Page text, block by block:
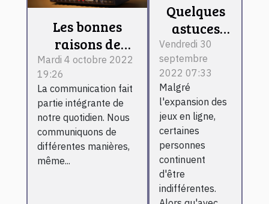
Les bonnes
raisons de
choisir une
école de
communication
Mardi 4 octobre 2022
19:26
La communication fait
partie intégrante de
notre quotidien. Nous
communiquons de
différentes manières,
même...
Quelques
astuces
faciles
pour jouer
au casino
en ligne
Vendredi 30
septembre
2022 07:33
Malgré
l'expansion des
jeux en ligne,
certaines
personnes
continuent
d'être
indifférentes.